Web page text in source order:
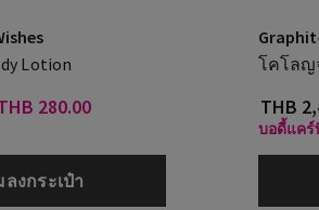
Lotion
280.00
ลงกระเป๋า
โคโลญ
THB
บอดี้แคร์